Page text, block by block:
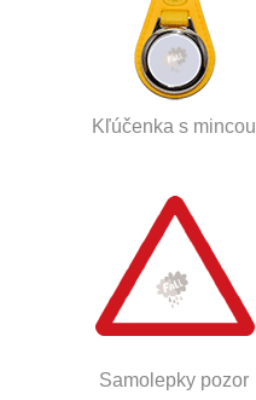
Kľúčenka s mincou
Samolepky pozor